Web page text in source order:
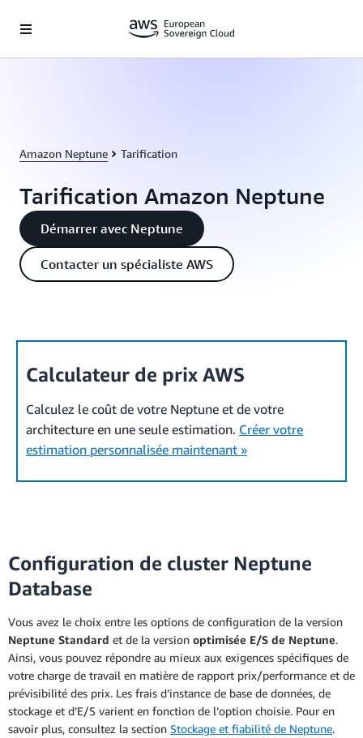
Amazon Neptune Tarification
Tarification Amazon Neptune
Démarrer avec Neptune
Contacter un spécialiste AWS
Calculateur de prix AWS
Calculez le coût de votre Neptune et de votre
architecture en une seule estimation. Créer votre
estimation personnalisée maintenant »
Configuration de cluster Neptune
Database
Vous avez le choix entre les options de configuration de la version
Neptune Standard et de la version optimisée E/S de Neptune.
Ainsi, vous pouvez répondre au mieux aux exigences spécifiques de
votre charge de travail en matière de rapport prix/performance et de
prévisibilité des prix. Les frais d’instance de base de données, de
stockage et d’E/S varient en fonction de l’option choisie. Pour en
savoir plus, consultez la section Stockage et fiabilité de Neptune.